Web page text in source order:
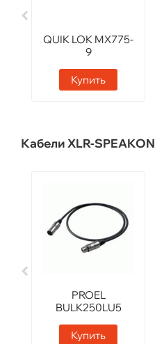
QUIK LOK MX775-
9
Купить
Кабели XLR-SPEAKON
PROEL
BULK250LU5
Купить